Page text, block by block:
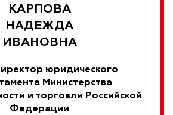
КАРПОВА
НАДЕЖДА
ИВАНОВНА
юридического
Министерства
и торговли Российской
Федерации